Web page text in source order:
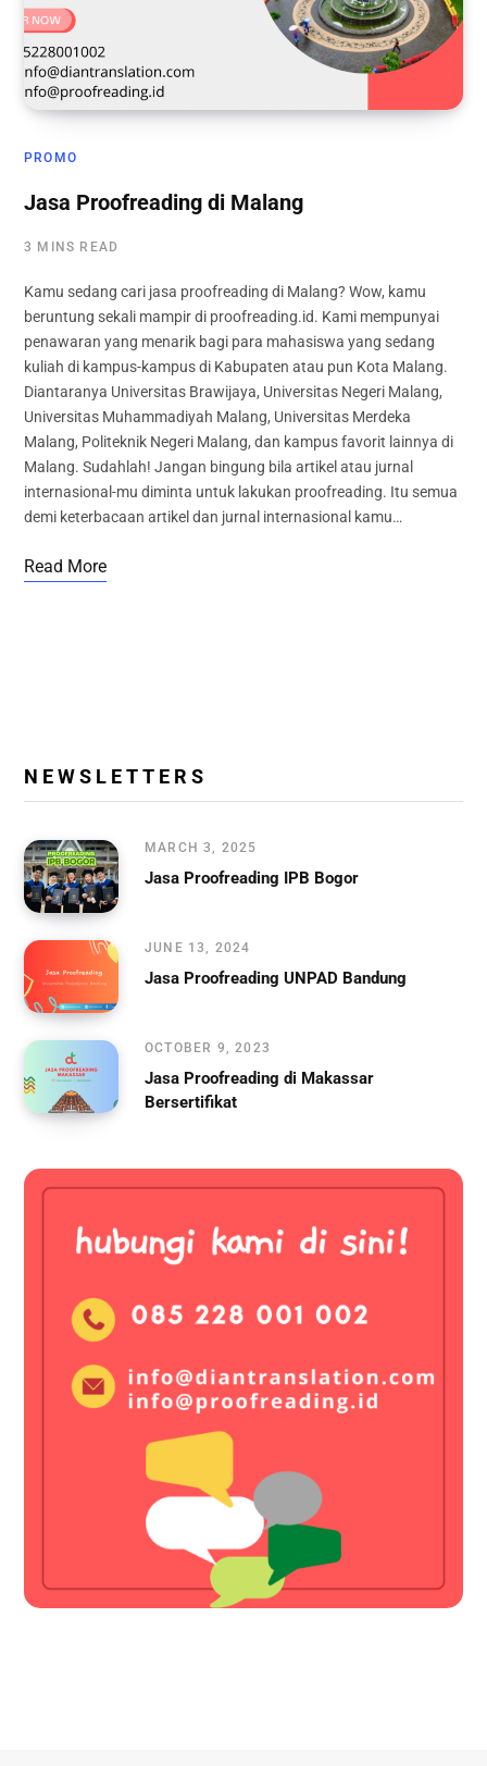
PROMO
Jasa Proofreading di Malang
3 MINS READ
Kamu sedang cari jasa proofreading di Malang? Wow, kamu
beruntung sekali mampir di proofreading.id. Kami mempunyai
penawaran yang menarik bagi para mahasiswa yang sedang
kuliah di kampus-kampus di Kabupaten atau pun Kota Malang.
Diantaranya Universitas Brawijaya, Universitas Negeri Malang,
Universitas Muhammadiyah Malang, Universitas Merdeka
Malang, Politeknik Negeri Malang, dan kampus favorit lainnya di
Malang. Sudahlah! Jangan bingung bila artikel atau jurnal
internasional-mu diminta untuk lakukan proofreading. Itu semua
demi keterbacaan artikel dan jurnal internasional kamu…
Read More
N E W S L E T T E R S
MARCH 3, 2025
Jasa Proofreading IPB Bogor
JUNE 13, 2024
Jasa Proofreading UNPAD Bandung
OCTOBER 9, 2023
Jasa Proofreading di Makassar
Bersertifikat